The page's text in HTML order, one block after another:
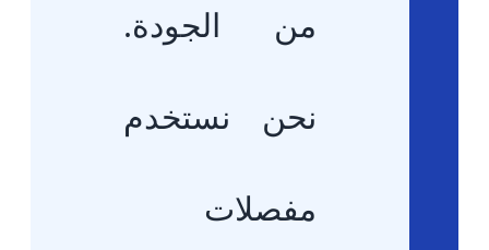
من الجودة.
نحن نستخدم
مفصلات